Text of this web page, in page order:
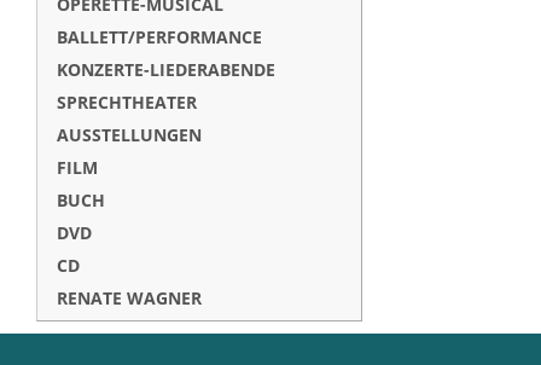
BALLETT/PERFORMANCE
KONZERTE-LIEDERABENDE
SPRECHTHEATER
AUSSTELLUNGEN
FILM
BUCH
DVD
CD
RENATE WAGNER